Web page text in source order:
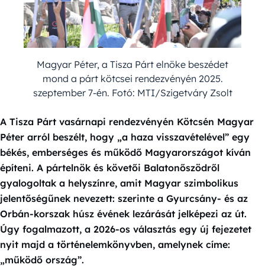
Magyar Péter, a Tisza Párt elnöke beszédet
mond a párt kötcsei rendezvényén 2025.
szeptember 7-én. Fotó: MTI/Szigetváry Zsolt
A Tisza Párt vasárnapi rendezvényén Kötcsén Magyar
Péter arról beszélt, hogy „a haza visszavételével” egy
békés, emberséges és működő Magyarországot kíván
építeni. A pártelnök és követői Balatonőszödről
gyalogoltak a helyszínre, amit Magyar szimbolikus
jelentőségűnek nevezett: szerinte a Gyurcsány- és az
Orbán-korszak húsz évének lezárását jelképezi az út.
Úgy fogalmazott, a 2026-os választás egy új fejezetet
nyit majd a történelemkönyvben, amelynek címe:
„működő ország”.